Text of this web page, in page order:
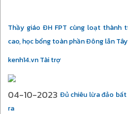
Thầy giáo ĐH FPT cùng loạt thành
cao, học bổng toàn phần Đông lẫn
kenh14.vn Tài trợ
04-10-2023 Đủ chiêu lừa đảo
ra